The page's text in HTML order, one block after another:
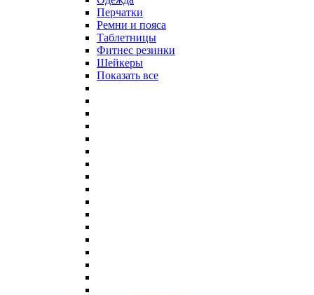
Перчатки
Ремни и пояса
Таблетницы
Фитнес резинки
Шейкеры
Показать все